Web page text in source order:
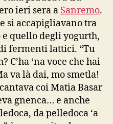
ieri sera a Sanremo.
si accapigliavano tra
quello degli yogurth,
fermenti lattici. “Tu
C’ha ‘na voce che hai
va là dai, mo smetla!
coi Matia Basar
gnenca… e anche
da pelledoca ‘a